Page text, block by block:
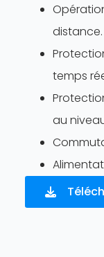
distance.
temps
au